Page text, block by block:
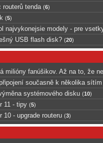
routerů tenda (6)
(5)
najvykonejsie modely - pre
USB flash disk? (20)
milióny fanúšikov. Až na to, že
současně k několika sítím
systémového disku (10)
11 - tipy (5)
10 - upgrade routeru (3)